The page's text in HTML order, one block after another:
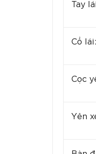
Tay
Cổ lái:
Cọc
Yên